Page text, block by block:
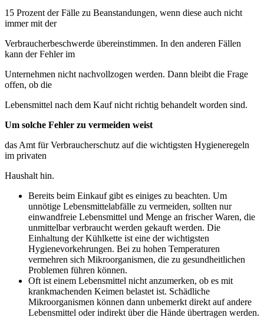
15 Prozent der Fälle zu Beanstandungen, wenn diese auch nicht
immer mit der
Verbraucherbeschwerde übereinstimmen. In den anderen Fällen
kann der Fehler im
Unternehmen nicht nachvollzogen werden. Dann bleibt die Frage
offen, ob die
Lebensmittel nach dem Kauf nicht richtig behandelt worden sind.
Um solche Fehler zu vermeiden weist
das Amt für Verbraucherschutz auf die wichtigsten Hygieneregeln
im privaten
Haushalt hin.
Bereits beim Einkauf gibt es einiges zu beachten. Um
unnötige Lebensmittelabfälle zu vermeiden, sollten nur
einwandfreie Lebensmittel und Menge an frischer Waren, die
unmittelbar verbraucht werden gekauft werden. Die
Einhaltung der Kühlkette ist eine der wichtigsten
Hygienevorkehrungen. Bei zu hohen Temperaturen
vermehren sich Mikroorganismen, die zu gesundheitlichen
Problemen führen können.
Oft ist einem Lebensmittel nicht anzumerken, ob es mit
krankmachenden Keimen belastet ist. Schädliche
Mikroorganismen können dann unbemerkt direkt auf andere
Lebensmittel oder indirekt über die Hände übertragen werden.